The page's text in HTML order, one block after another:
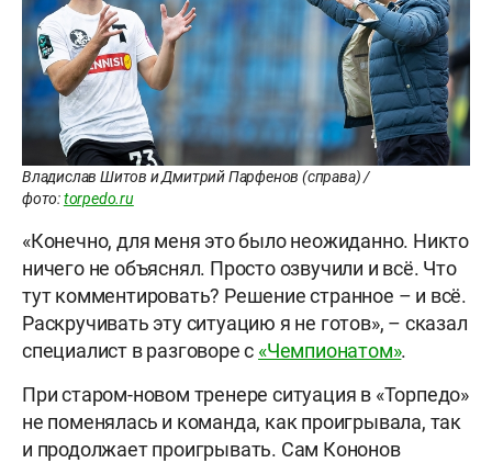
Владислав Шитов и Дмитрий Парфенов (справа) /
фото:torpedo.ru
«Конечно, для меня это было неожиданно. Никто
ничего не объяснял. Просто озвучили и всё. Что
тут комментировать? Решение странное – и всё.
Раскручивать эту ситуацию я не готов», – сказал
специалист в разговоре с «Чемпионатом».
При старом-новом тренере ситуация в «Торпедо»
не поменялась и команда, как проигрывала, так
и продолжает проигрывать. Сам Кононов